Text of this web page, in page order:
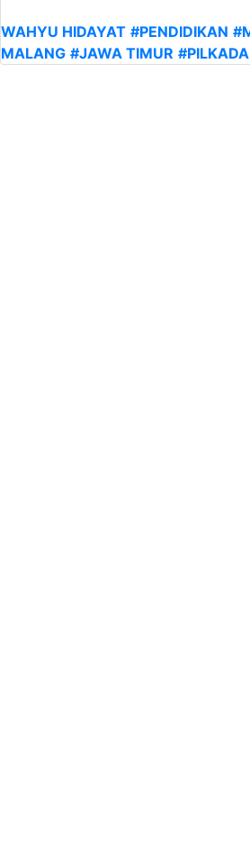
WAHYU HIDAYAT #PENDIDIKAN
MALANG #JAWA TIMUR #PILKADA